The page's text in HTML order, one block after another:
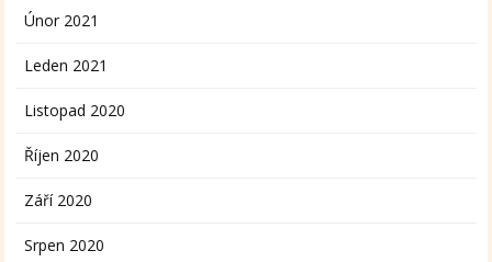
Únor 2021
Leden 2021
Listopad 2020
Říjen 2020
Září 2020
Srpen 2020